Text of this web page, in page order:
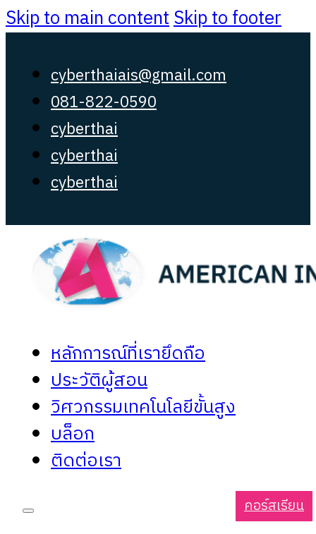
Skip to main contentSkip to footer
cyberthaiais@gmail.com
081-822-0590
cyberthai
cyberthai
cyberthai
หลักการณ์ที่เรายึดถือ
ประวัติผู้สอน
วิศวกรรมเทคโนโลยีขั้นสูง
บล็อก
ติดต่อเรา
คอร์สเรียน